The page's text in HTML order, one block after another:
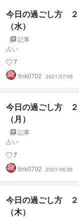
今日の過ごし方 ２
（水）
記事
占い
7
tink0702
2021/07/06
今日の過ごし方 ２
（月）
記事
占い
7
tink0702
2021/06/26
今日の過ごし方 ２
（木）